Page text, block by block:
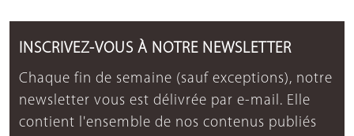
INSCRIVEZ-VOUS À NOTRE NEWSLETTER
Chaque fin de semaine (sauf exceptions), notre
newsletter vous est délivrée par e-mail. Elle
contient l'ensemble de nos contenus publiés